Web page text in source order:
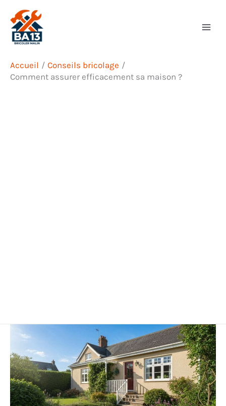
contenu
Accueil
Conseils bricolage
Comment assurer efficacement sa maison ?
Rechercher